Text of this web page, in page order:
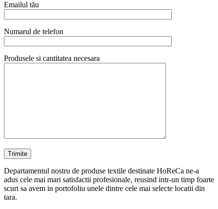
Emailul tău
Numarul de telefon
Produsele si cantitatea necesara
Departamentul nostru de produse textile destinate HoReCa ne-a
adus cele mai mari satisfactii profesionale, reusind intr-un timp foarte
scurt sa avem in portofoliu unele dintre cele mai selecte locatii din
tara.